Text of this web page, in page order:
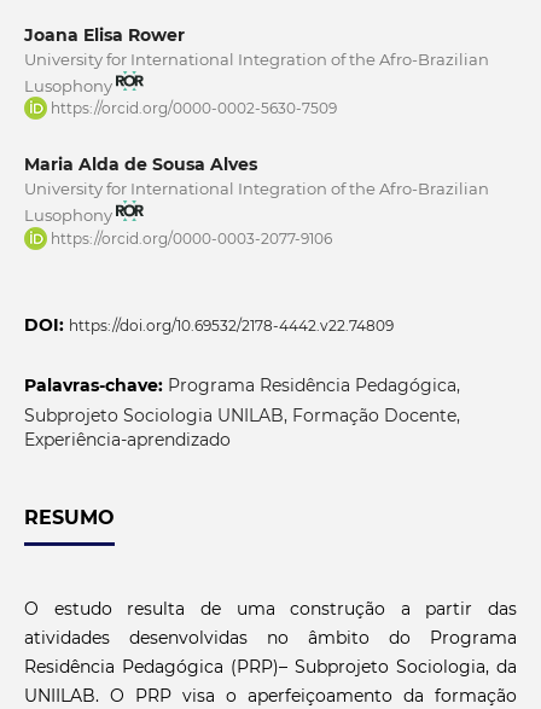
Joana Elisa Rower
University for International Integration of the Afro-Brazilian
Lusophony
https://orcid.org/0000-0002-5630-7509
Maria Alda de Sousa Alves
University for International Integration of the Afro-Brazilian
Lusophony
https://orcid.org/0000-0003-2077-9106
DOI: https://doi.org/10.69532/2178-4442.v22.74809
Palavras-chave: Programa Residência Pedagógica,
Subprojeto Sociologia UNILAB, Formação Docente,
Experiência-aprendizado
RESUMO
O estudo resulta de uma construção a partir das
atividades desenvolvidas no âmbito do Programa
Residência Pedagógica (PRP)– Subprojeto Sociologia, da
UNIILAB. O PRP visa o aperfeiçoamento da formação